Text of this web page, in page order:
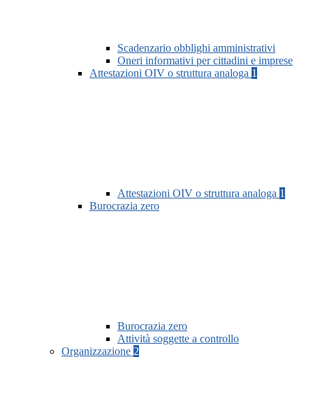
Scadenzario obblighi amministrativi
Oneri informativi per cittadini e imprese
Attestazioni OIV o struttura analoga 1
Attestazioni OIV o struttura analoga 1
Burocrazia zero
Burocrazia zero
Attività soggette a controllo
Organizzazione 2